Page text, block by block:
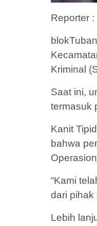
Reporter
Kriminal
Saat ini,
termasuk
Kanit
bahwa
“Kami
dari pihak
Lebih